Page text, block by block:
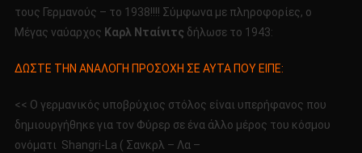
τους Γερμανούς – το 1938!!!! Σύμφωνα με πληροφορίες, ο
Μέγας ναύαρχος Καρλ Νταίνιτς δήλωσε το 1943:
ΔΩΣΤΕ ΤΗΝ ΑΝΑΛΟΓΗ ΠΡΟΣΟΧΗ ΣΕ ΑΥΤΑ ΠΟΥ ΕΙΠΕ:
<< Ο γερμανικός υποβρύχιος στόλος είναι υπερήφανος που
δημιουργήθηκε για τον Φύρερ σε ένα άλλο μέρος του κόσμου
ονόματι Shangri-La ( Σανκρλ – Λα –